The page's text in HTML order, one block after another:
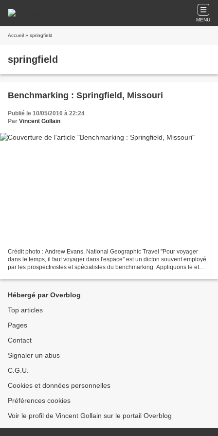
MENU
Accueil » springfield
springfield
Benchmarking : Springfield, Missouri
Publié le 10/05/2016 à 22:24
Par Vincent Gollain
Crédit photo : Andrew Evans, National Geographic Travel "Pour voyager
dans le temps, il faut voyager dans l'espace" est un dicton souvent employé
par les prospectivistes et spécialistes du benchmarking. Appliquons le et
Hébergé par Overblog
Top articles
Pages
Contact
Signaler un abus
C.G.U.
Cookies et données personnelles
Préférences cookies
Voir le profil de Vincent Gollain sur le portail Overblog